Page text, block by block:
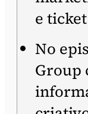
e
No
Group